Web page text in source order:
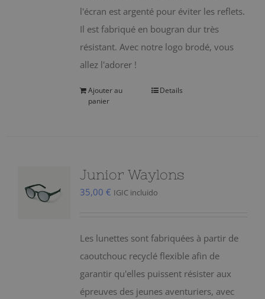
du
produit
l'écran est argenté pour éviter les reflets.
Il est fabriqué en bougran dur très
résistant. Avec notre logo brodé, vous
allez l'adorer !
Ajouter au
panier
Details
Junior Waylons
35,00 € IGIC incluido
Les lunettes sont fabriquées à partir de
caoutchouc recyclé flexible afin de
garantir qu'elles puissent résister aux
épreuves des jeunes aventuriers, avec